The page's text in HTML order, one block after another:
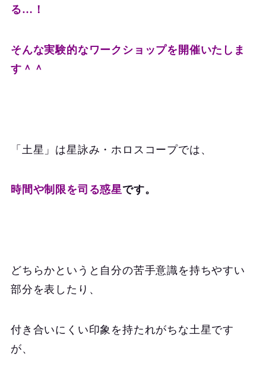
る…！
そんな実験的なワークショップを開催いたしま
す＾＾
「土星」は星詠み・ホロスコープでは、
時間や制限を司る惑星です。
どちらかというと自分の苦手意識を持ちやすい
部分を表したり、
付き合いにくい印象を持たれがちな土星です
が、